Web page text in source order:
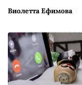
Виолетта Ефимова